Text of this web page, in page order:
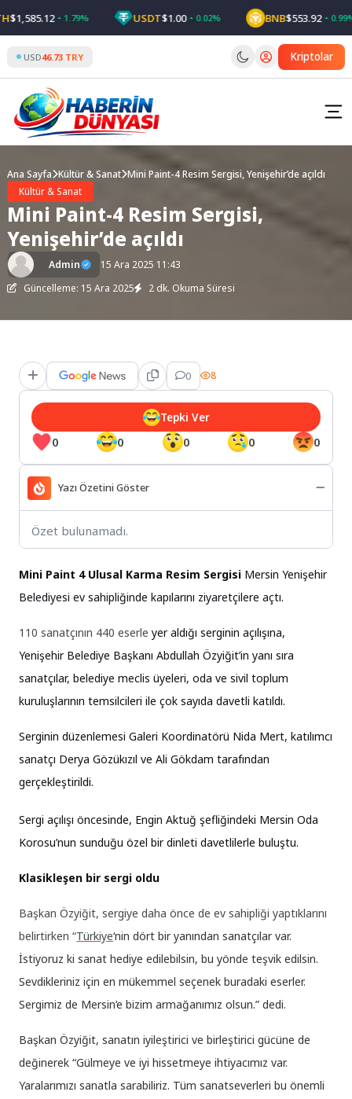
to
content
1.79% USDT$1.00 0.02% BNB$553.92 0.99%
USD46.73 TRY Kriptolar
Ana Sayfa Kültür & Sanat Mini Paint-4 Resim Sergisi, Yenişehir’de açıldı
Kültür & Sanat
Mini Paint-4 Resim Sergisi,
Yenişehir’de açıldı
Admin
15 Ara 2025 11:43
Güncelleme: 15 Ara 2025
2 dk. Okuma Süresi
0 8
0 0 0 0 0
Tepki Ver
Yazı Özetini Göster
Özet bulunamadı.
Mini Paint 4 Ulusal Karma Resim Sergisi MersinYenişehir
Belediyesi ev sahipliğinde kapılarını ziyaretçilere açtı.
110 sanatçının 440 eserle yer aldığı serginin açılışına,
Yenişehir Belediye Başkanı Abdullah Özyiğit’in yanı sıra
sanatçılar, belediye meclis üyeleri, oda ve sivil toplum
kuruluşlarının temsilcileri ile çok sayıda davetli katıldı.
Serginin düzenlemesi Galeri Koordinatörü Nida Mert, katılımcı
sanatçı Derya Gözükızıl ve Ali Gökdam tarafından
gerçekleştirildi.
Sergi açılışı öncesinde, Engin Aktuğ şefliğindeki Mersin Oda
Korosu’nun sunduğu özel bir dinleti davetlilerle buluştu.
Klasikleşen bir sergi oldu
Başkan Özyiğit, sergiye daha önce de ev sahipliği yaptıklarını
belirtirken “Türkiye‘nin dört bir yanından sanatçılar var.
İstiyoruz ki sanat hediye edilebilsin, bu yönde teşvik edilsin.
Sevdikleriniz için en mükemmel seçenek buradaki eserler.
Sergimiz de Mersin’e bizim armağanımız olsun.” dedi.
Başkan Özyiğit, sanatın iyileştirici ve birleştirici gücüne de
değinerek “Gülmeye ve iyi hissetmeye ihtiyacımız var.
Yaralarımızı sanatla sarabiliriz. Tüm sanatseverleri bu önemli